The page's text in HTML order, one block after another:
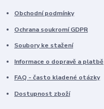
Obchodní podmínky
Ochrana soukromí GDPR
Soubory ke stažení
Informace o dopravě a platbě
FAQ - často kladené otázky
Dostupnost zboží